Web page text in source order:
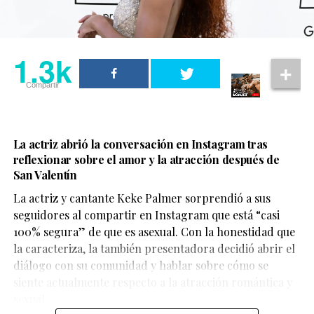
Porque sí, la visibilidad importa… pero aún más cuando
1.3k
Por ahora, no existe un anuncio oficial sobre una serie
esperanza.
El actorFrançois Arnaud, quien interpreta a Scott, ha
mencionado en entrevistas que ha escuchado
conversaciones sobre continuar la historia de su
La respuesta de la atleta fue
inmediata y muy clara.
1.3k
Compartir
La actriz abrió la conversación en Instagram tras
reflexionar sobre el amor y la atracción después de
San Valentín
La actriz y cantante Keke Palmer sorprendió a sus
seguidores al compartir en Instagram que está “casi
100% segura” de que es asexual. Con la honestidad que
la caracteriza, la también presentadora decidió abrir el
diálogo con su comunidad y hablar sobre cómo se